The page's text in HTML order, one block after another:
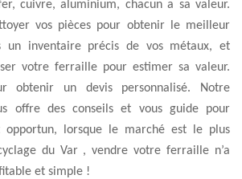
cuivre, aluminium, chacun a sa valeur.
vos pièces pour obtenir le meilleur
un inventaire précis de vos métaux, et
votre ferraille pour estimer sa valeur.
obtenir un devis personnalisé. Notre
offre des conseils et vous guide pour
opportun, lorsque le marché est le plus
du Var , vendre votre ferraille n’a
et simple !